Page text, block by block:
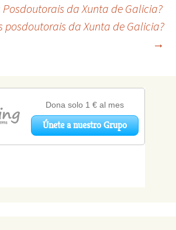
Posdoutorais da Xunta de Galicia?
posdoutorais da Xunta de Galicia?
→